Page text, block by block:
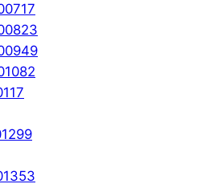
17
23
49
82
7
99
53